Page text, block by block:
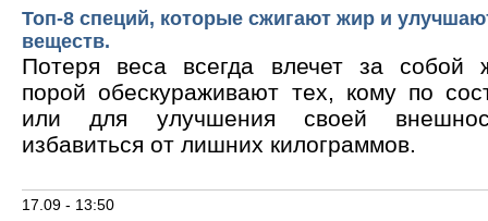
Топ-8 специй, которые сжигают жир и
веществ.
Потеря веса всегда влечет за собой
порой обескураживают тех, кому по
или для улучшения своей
избавиться от лишних килограммов.
17.09 - 13:50